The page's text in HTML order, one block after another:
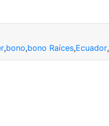
,bono,bono Raíces,Ecuador,